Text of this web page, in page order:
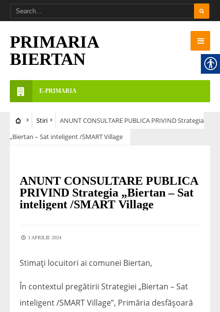
PRIMARIA
BIERTAN
E-PRIMARIA
Stiri
ANUNT CONSULTARE PUBLICA PRIVIND Strategia
„Biertan – Sat inteligent /SMART Village
ANUNT CONSULTARE PUBLICA
PRIVIND Strategia „Biertan – Sat
inteligent /SMART Village
1 APRILIE 2024
Stimați locuitori ai comunei Biertan,
În contextul pregătirii Strategiei „Biertan – Sat
inteligent /SMART Village”, Primăria desfășoară